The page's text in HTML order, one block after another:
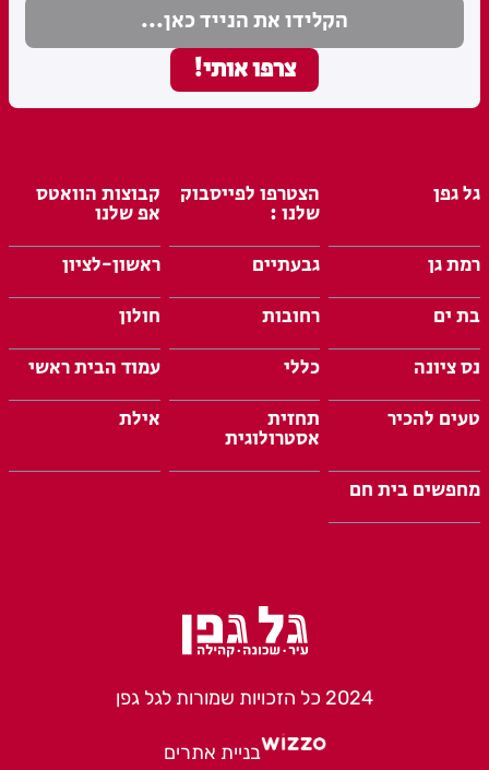
גל גפן הצטרפו לפייסבוק
שלנו :
קבוצות הוואטס
אפ שלנו
רמת גן
גבעתיים
ראשון-לציון
בת ים
רחובות
חולון
נס ציונה
כללי
עמוד הבית ראשי
טעים להכיר
תחזית
אסטרולוגית
אילת
מחפשים בית חם
2024 כל הזכויות שמורות לגל גפן
בניית אתרים